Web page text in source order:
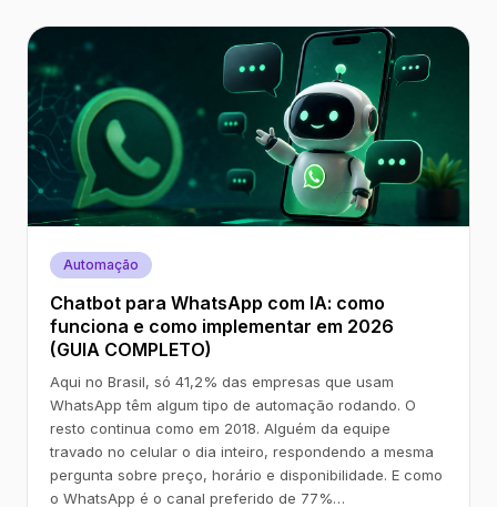
Automação
Chatbot para WhatsApp com IA: como
funciona e como implementar em 2026
(GUIA COMPLETO)
Aqui no Brasil, só 41,2% das empresas que usam
WhatsApp têm algum tipo de automação rodando. O
resto continua como em 2018. Alguém da equipe
travado no celular o dia inteiro, respondendo a mesma
pergunta sobre preço, horário e disponibilidade. E como
o WhatsApp é o canal preferido de 77%…